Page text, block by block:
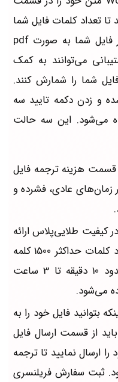
تا تعداد کلمات فایل شما
به کمک نرم‌افزار شمارش شود. اگر فایل شما به صورت pdf
می‌توانند به کمک
شما را شمارش کنند.
و زدن دکمه تایید سه
می‌شود. این سه حالت
قسمت هزینه ترجمه فایل
عادی، فشرده و
کیفیت طلایی‌پلاس ارائه
می‌شود؛ برای فایل‌های با تعداد کلمات حداکثر 1500 کلمه
قابل ارائه است و در زمان حدود 10 دقیقه تا 3 ساعت
می‌شود.
بتوانید فایل خود را به
از قسمت ارسال فایل
ارسال نمایید تا ترجمه
ثبت سفارش فریلنسری